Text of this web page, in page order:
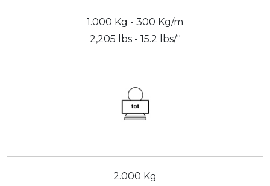
1.000 Kg - 300 Kg/m
2,205 lbs - 15.2 lbs/"
2.000 Kg